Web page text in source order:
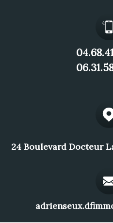
24 Boulevard Docteur